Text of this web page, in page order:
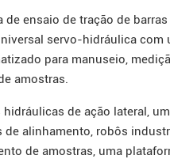
ensaio de tração de barras
servo-hidráulica com
para manuseio,
amostras.
de ação lateral, um
alinhamento, robôs
de amostras, uma